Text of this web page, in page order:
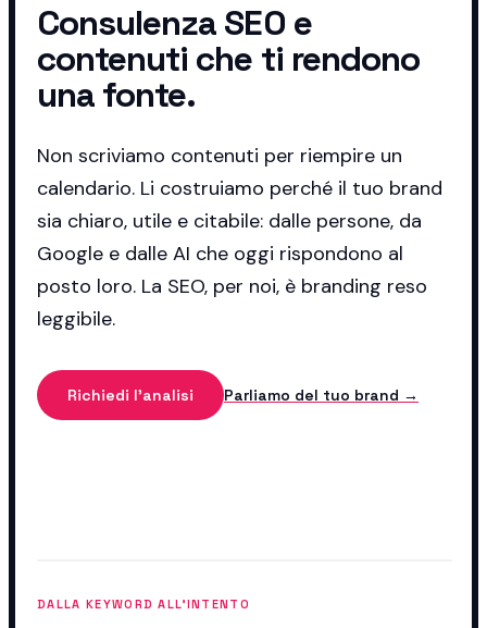
Consulenza SEO e
contenuti che ti rendono
una fonte.
Non scriviamo contenuti per riempire un
calendario. Li costruiamo perché il tuo brand
sia chiaro, utile e citabile: dalle persone, da
Google e dalle AI che oggi rispondono al
posto loro. La SEO, per noi, è branding reso
leggibile.
Richiedi l'analisi Parliamo del tuo brand →
DALLA KEYWORD ALL'INTENTO